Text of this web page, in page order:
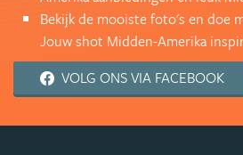
Bekijk de mooiste foto's en doe
Jouw shot Midden-Amerika
VOLG ONS VIA FACEBOOK